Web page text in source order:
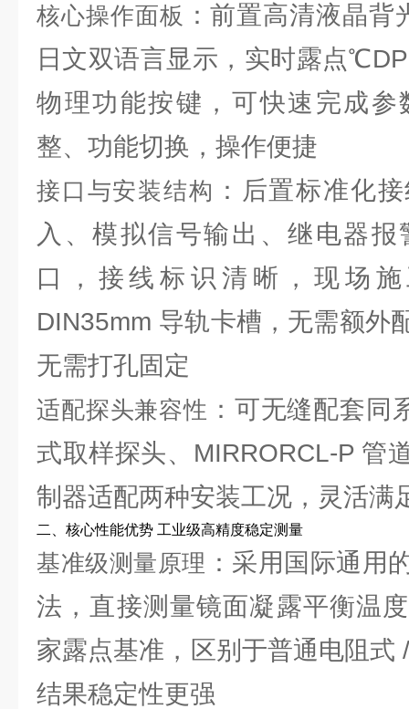
核心操作面板 ：前置高清液晶
日文双语言显示，实时露点
物理功能按键，可快速完成参
整、功能切换，操作便捷
接口与安装结构 ：后置标准化
入、模拟信号输出、继电器
口，接线标识清晰，现场
DIN35mm 导轨卡槽，无需额外
无需打孔固定
适配探头兼容性 ：可无缝配套同
式取样探头、MIRRORCL-P 管
制器适配两种安装工况，灵活满
二、核心性能优势 工业级高精度稳定测量
基准级测量原理 ：采用国际通用
法，直接测量镜面凝露平衡温
家露点基准，区别于普通电阻式
结果稳定性更强